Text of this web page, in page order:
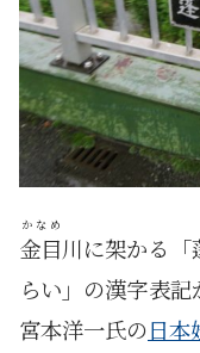
金目
かなめ
川に架かる「
らい」の漢字表記
宮本洋一氏の日本